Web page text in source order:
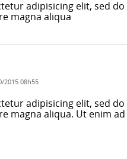
adipisicing elit, sed
magna aliqua
2015 08h55
adipisicing elit, sed
magna aliqua. Ut enim